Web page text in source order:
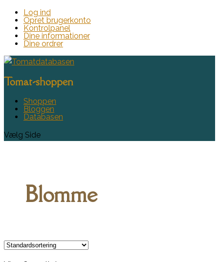
Log ind
Opret brugerkonto
Kontrolpanel
Dine informationer
Dine ordrer
Tomat-shoppen
Shoppen
Bloggen
Databasen
Vælg Side
Blomme